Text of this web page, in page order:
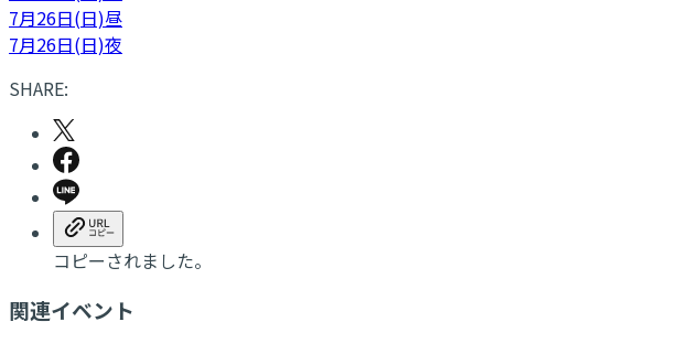
7月26日(日)昼
7月26日(日)夜
SHARE:
コピーされました。
関連イベント